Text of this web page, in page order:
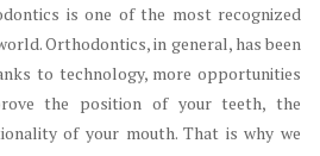
is one of the most recognized
Orthodontics, in general, has been
to technology, more opportunities
the position of your teeth, the
of your mouth. That is why we